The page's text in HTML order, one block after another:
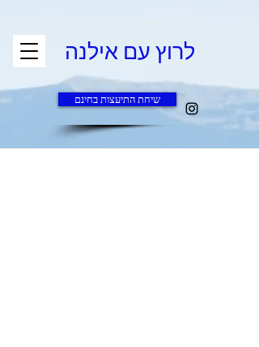
לרוץ עם אילנה
שיחת התיעצות בחינם